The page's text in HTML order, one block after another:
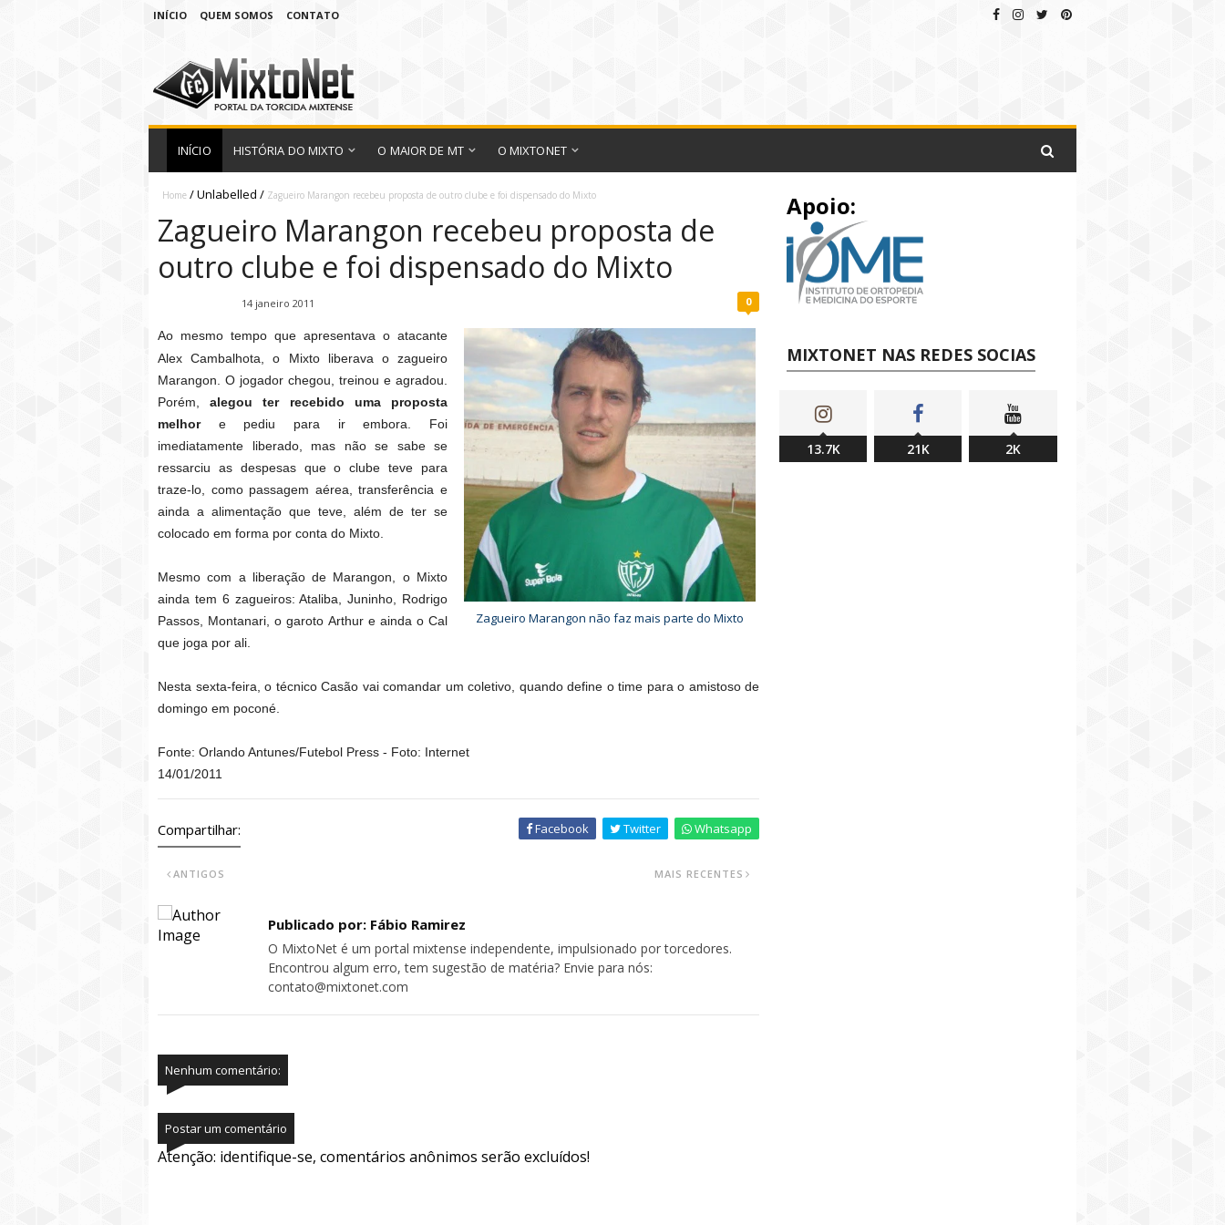
INÍCIO QUEM SOMOS CONTATO
INÍCIO HISTÓRIA DO MIXTO O MAIOR DE MT O MIXTONET
Home /Unlabelled / Zagueiro Marangon recebeu proposta de outro clube e foi dispensado do Mixto
Zagueiro Marangon recebeu proposta de
outro clube e foi dispensado do Mixto
14 janeiro 2011 0
Zagueiro Marangon não faz mais parte do Mixto
Ao mesmo tempo que apresentava o atacante
Alex Cambalhota, o Mixto liberava o zagueiro
Marangon. O jogador chegou, treinou e agradou.
Porém,alegou ter recebido uma proposta
melhore pediu para ir embora. Foi
imediatamente liberado, mas não se sabe se
ressarciu as despesas que o clube teve para
traze-lo, como passagem aérea, transferência e
ainda a alimentação que teve, além de ter se
colocado em forma por conta do Mixto.
Mesmo com a liberação de Marangon, o Mixto
ainda tem 6 zagueiros: Ataliba, Juninho, Rodrigo
Passos, Montanari, o garoto Arthur e ainda o Cal
que joga por ali.
Nesta sexta-feira, o técnico Casão vai comandar um coletivo, quando define o time para o amistoso de
domingo em poconé.
Fonte: Orlando Antunes/Futebol Press - Foto: Internet
14/01/2011
Compartilhar: Facebook Twitter Whatsapp
MAIS RECENTES
ANTIGOS
Publicado por: Fábio Ramirez
O MixtoNet é um portal mixtense independente, impulsionado por torcedores.
Encontrou algum erro, tem sugestão de matéria? Envie para nós:
contato@mixtonet.com
Nenhum comentário:
Postar um comentário
Atenção: identifique-se, comentários anônimos serão excluídos!
Apoio:
MIXTONET NAS REDES SOCIAS
13.7K 21K 2K